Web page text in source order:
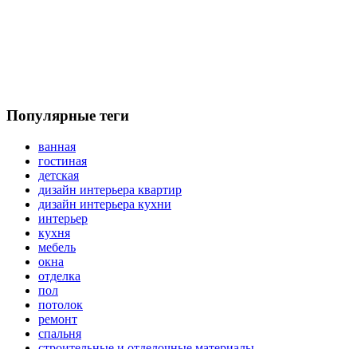
Популярные теги
ванная
гостиная
детская
дизайн интерьера квартир
дизайн интерьера кухни
интерьер
кухня
мебель
окна
отделка
пол
потолок
ремонт
спальня